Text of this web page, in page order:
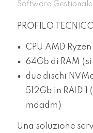
Software
PROFILO
CPU AMD
64Gb di RAM
due dischi
512Gb in RAID
mdadm)
Una soluzione